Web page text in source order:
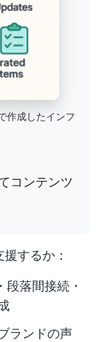
作成したインフ
コンテンツ
するか：
落間接続・
ランドの声